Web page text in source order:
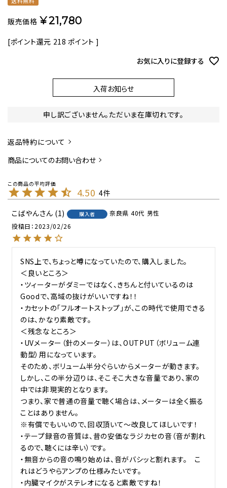
販売価格 ¥21,780
[ポイント還元 218 ポイント ]
お気に入りに登録する
入荷お知らせ
申し訳ございません。ただいま在庫切れです。
返品特約について
商品についてのお問い合わせ
4.50 4
こばやん
1 購入者 奈良県 40代 男性
投稿日 2023/02/26
SNS上で、ちょっと噂になっていたので、購入しました。
＜良いところ＞
・ツィーターがダミーではなく、きちんと付いているのは
Goodで、高域の抜けがいいですね！！
・カセットの「フルオートストップ」が、この時代で使用できる
のは、かなり素敵です。
＜残念なところ＞
・UVメーター（針のメーター）は、OUTPUT（ボリューム連
動型）用になっています。
そのため、ボリューム半分ぐらいからメーターが動きます。
しかし、この半分辺りは、そこそこ大きな音量であり、家の
中では非現実的となります。
つまり、家で普通の音量で聴く場合は、メーターは全く振る
ことはありません。
※有償でもいいので、回収頂いて～改良してほしいです！
・テープ録音の音質は、昔の安価なラジカセの音（音が割れ
るので、聴くには辛い）です。
・無音からの音の鳴り始めは、音がバシッと割れます。　こ
れはどうやらアンプの仕様みたいです。
・内臓マイクがステレオになると素敵ですね！